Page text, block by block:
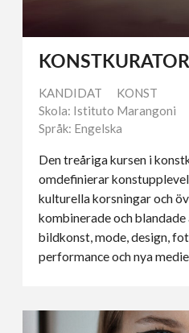
KANDIDAT
KONST
Skola: Istituto Marangoni
Språk: Engelska
Den treåriga kursen i
omdefinierar
kulturella korsningar och
kombinerade och
bildkonst, mode, design,
performance och nya